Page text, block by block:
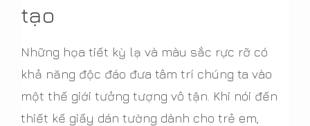
tạo
Những họa tiết kỳ lạ và màu sắc rực rỡ có
khả năng độc đáo đưa tâm trí chúng ta vào
một thế giới tưởng tượng vô tận. Khi nói đến
thiết kế giấy dán tường dành cho trẻ em,